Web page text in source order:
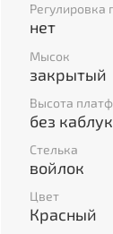
Регулировка
нет
Мысок
закрытый
Высота
без
Стелька
войлок
Цвет
Красный